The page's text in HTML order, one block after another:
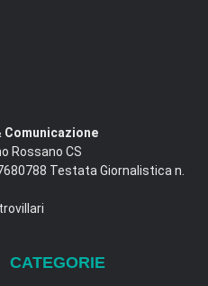
Rossano CS
Testata Giornalistica n.
CATEGORIE